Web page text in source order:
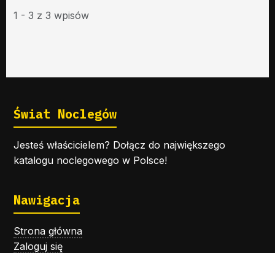
1 - 3 z 3 wpisów
Świat Noclegów
Jesteś właścicielem? Dołącz do największego
katalogu noclegowego w Polsce!
Nawigacja
Strona główna
Zaloguj się